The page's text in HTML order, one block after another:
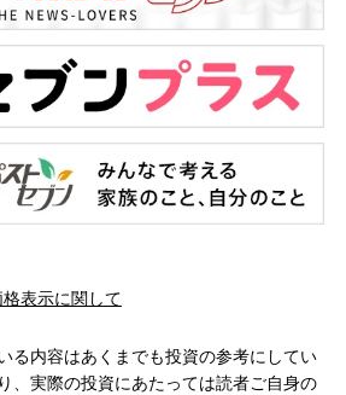
格表示に関して
る内容はあくまでも投資の参考にしてい
、実際の投資にあたっては読者ご自身の